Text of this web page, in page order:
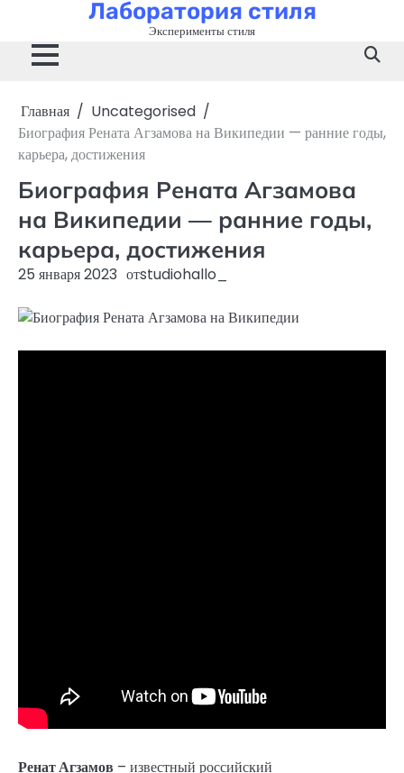
содержимому
Лаборатория стиля
Эксперименты стиля
Главная
Uncategorised
Биография Рената Агзамова на Википедии — ранние годы,
карьера, достижения
Биография Рената Агзамова
на Википедии — ранние годы,
карьера, достижения
25 января 2023 отstudiohallo_
Ренат Агзамов – известный российский